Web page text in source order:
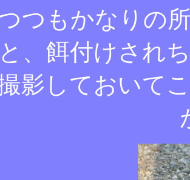
つもかなりの
、餌付けされ
影しておいて